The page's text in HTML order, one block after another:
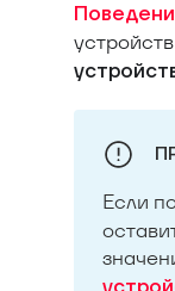
Если